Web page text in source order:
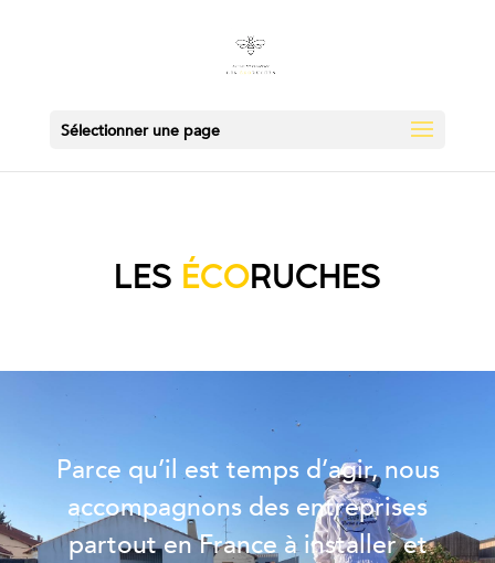
Sélectionner une page
LES ÉCORUCHES
Parce qu’il est temps d’agir, nous
accompagnons des entreprises
partout en France à installer et